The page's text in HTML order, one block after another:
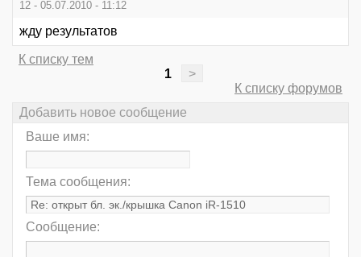
12 - 05.07.2010 - 11:12
жду результатов
К списку тем
1
>
К списку форумов
Добавить новое сообщение
Ваше имя:
Тема сообщения:
Сообщение: